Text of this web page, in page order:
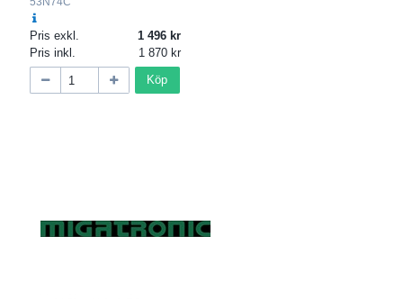
Pris exkl.
1 496
Pris inkl.
1 870
Köp